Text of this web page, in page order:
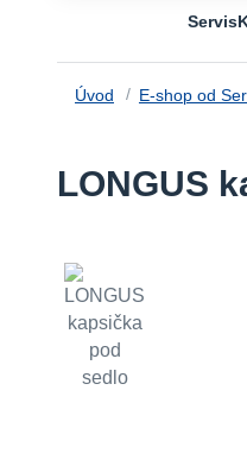
Úvod E-shop od
LONGUS